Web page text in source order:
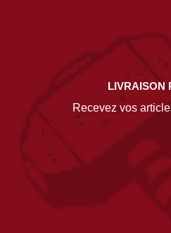
LIVRAISON
Recevez vos